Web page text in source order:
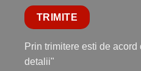
Prin trimitere esti de
detalii"